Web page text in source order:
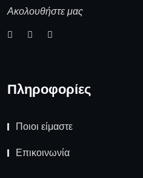
Ακολουθήστε μας
Πληροφορίες
Ποιοι είμαστε
Επικοινωνία